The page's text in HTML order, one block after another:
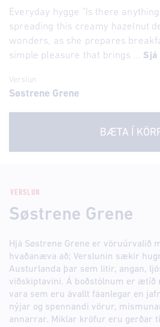
Everyday hygge "Is there
spreading this creamy hazelnut
wonders, as she prepares
simple pleasure that brings ... Sjá
Verslun
Søstrene Grene
BÆTA Í
VERSLUN
Søstrene Grene
Hjá Søstrene Grene er vöruúrvalið
hvaðanæva að; Verslunin sækir
Austurlanda þar sem litir, angan,
viðskiptavini. Á boðstólnum er
vara sem eru ávallt fáanlegar en
nýjar og spennandi vörur,
annarrar. Miklar kröfur eru gerðar